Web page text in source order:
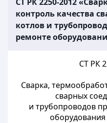
контроль качества
котлов и
ремонте
СТ РК
Сварка,
сварных
и трубопроводов
оборудования